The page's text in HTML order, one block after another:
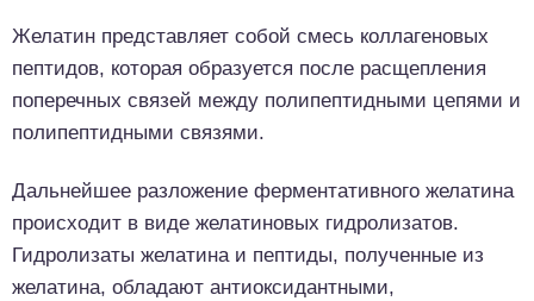
Желатин представляет собой смесь коллагеновых
пептидов, которая образуется после расщепления
поперечных связей между полипептидными цепями и
полипептидными связями.
Дальнейшее разложение ферментативного желатина
происходит в виде желатиновых гидролизатов.
Гидролизаты желатина и пептиды, полученные из
желатина, обладают антиоксидантными,